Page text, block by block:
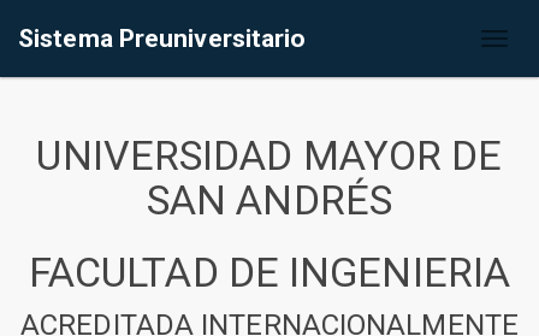
Sistema Preuniversitario
UNIVERSIDAD MAYOR DE
SAN ANDRÉS
FACULTAD DE INGENIERIA
ACREDITADA INTERNACIONALMENTE